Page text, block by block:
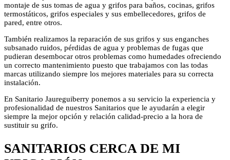
montaje de sus tomas de agua y grifos para baños, cocinas, grifos
termostáticos, grifos especiales y sus embellecedores, grifos de
pared, entre otros.
También realizamos la reparación de sus grifos y sus enganches
subsanado ruidos, pérdidas de agua y problemas de fugas que
pudieran desembocar otros problemas como humedades ofreciendo
un correcto mantenimiento puesto que trabajamos con las todas
marcas utilizando siempre los mejores materiales para su correcta
instalación.
En Sanitario Jaureguiberry ponemos a su servicio la experiencia y
profesionalidad de nuestros Sanitarios que le ayudarán a elegir
siempre la mejor opción y relación calidad-precio a la hora de
sustituir su grifo.
SANITARIOS CERCA DE MI